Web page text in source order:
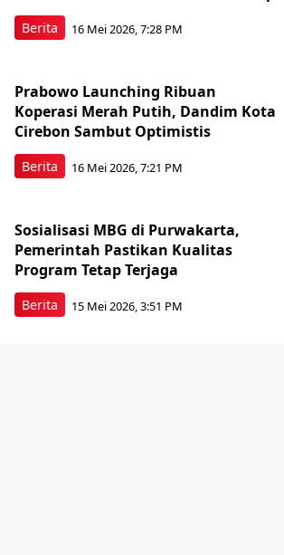
Berita 16 Mei 2026, 7:28 PM
Berita
Prabowo Launching Ribuan
Koperasi Merah Putih, Dandim Kota
Cirebon Sambut Optimistis
16 Mei 2026, 7:21 PM
Berita
Sosialisasi MBG di Purwakarta,
Pemerintah Pastikan Kualitas
Program Tetap Terjaga
15 Mei 2026, 3:51 PM